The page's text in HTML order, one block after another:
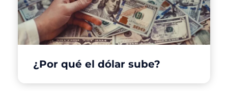
¿Por qué el dólar sube?